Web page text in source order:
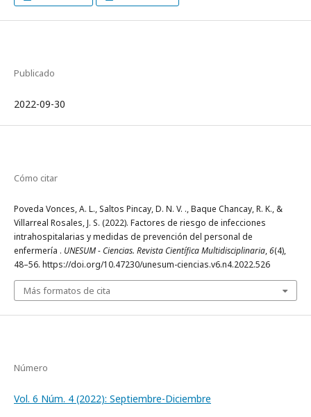
Publicado
2022-09-30
Cómo citar
Poveda Vonces, A. L., Saltos Pincay, D. N. V. ., Baque Chancay, R. K., &
Villarreal Rosales, J. S. (2022). Factores de riesgo de infecciones
intrahospitalarias y medidas de prevención del personal de
enfermería . UNESUM - Ciencias. Revista Científica Multidisciplinaria,6(4),
48–56. https://doi.org/10.47230/unesum-ciencias.v6.n4.2022.526
Más formatos de cita
Número
Vol. 6 Núm. 4 (2022): Septiembre-Diciembre